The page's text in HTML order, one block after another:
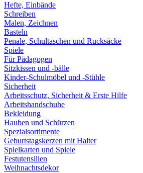
Hefte, Einbände
Schreiben
Malen, Zeichnen
Basteln
Penale, Schultaschen und Rucksäcke
Spiele
Für Pädagogen
Sitzkissen und -bälle
Kinder-Schulmöbel und -Stühle
Sicherheit
Arbeitsschutz, Sicherheit & Erste Hilfe
Arbeitshandschuhe
Bekleidung
Hauben und Schürzen
Spezialsortimente
Geburtstagskerzen mit Halter
Spielkarten und Spiele
Festutensilien
Weihnachtsdekor